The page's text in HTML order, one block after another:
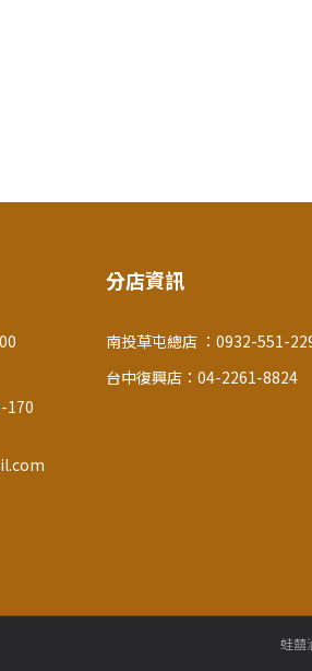
170
分店資訊
南投草屯總店 ：0932-551-
台中復興店：04-2261-8824
蛙囍